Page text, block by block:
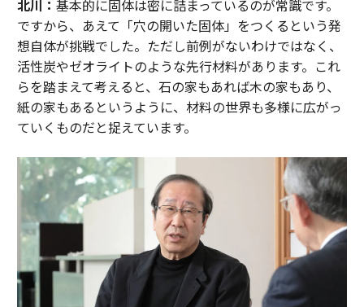
北川： 基本的に固体は密に詰まっているのが常識です。
ですから、あえて「穴の開いた固体」をつくるという発
想自体が挑戦でした。ただし前例がないわけではなく、
活性炭やゼオライトのような先行材料があります。これ
らを踏まえて考えると、石の家もあれば木の家もあり、
紙の家もあるというように、材料の世界も多様に広がっ
ていくものだと捉えています。